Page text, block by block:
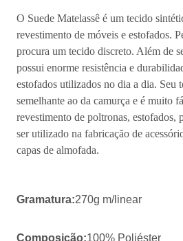
O Suede Matelassê é um tecido
revestimento de móveis e estofados.
procura um tecido discreto. Além de
possui enorme resistência e
estofados utilizados no dia a dia. Seu
semelhante ao da camurça e é muito
revestimento de poltronas, estofados,
ser utilizado na fabricação de
capas de almofada.
Gramatura:270g m/linear
Composição:100% Poliéster